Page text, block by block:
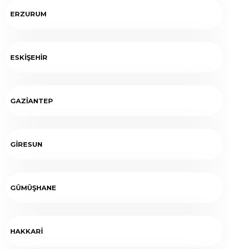
ERZURUM
ESKİŞEHİR
GAZİANTEP
GİRESUN
GÜMÜŞHANE
HAKKARİ